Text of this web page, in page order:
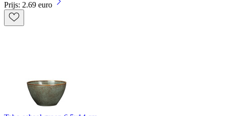
Prijs: 2.69 euro